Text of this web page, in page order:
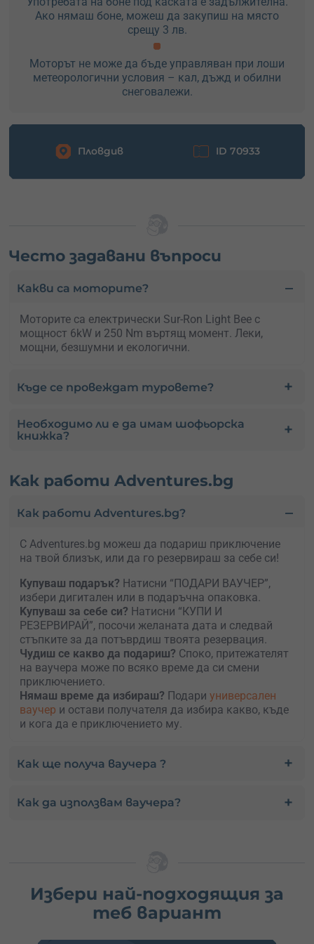
Ако нямаш боне, можеш да закупиш на място
срещу 3 лв.
Моторът не може да бъде управляван при лоши
метеорологични условия – кал, дъжд и обилни
снеговалежи.
Пловдив ID 70933
Често задавани въпроси
Какви са моторите?
Моторите са електрически Sur-Ron Light Bee с
мощност 6kW и 250 Nm въртящ момент. Леки,
мощни, безшумни и екологични.
Къде се провеждат туровете?
Необходимо ли е да имам шофьорска
книжка?
Kак работи Adventures.bg
Как работи Adventures.bg?
С Adventures.bg можеш да подариш приключение
на твой близък, или да го резервираш за себе си!
Купуваш подарък? Натисни “ПОДАРИ ВАУЧЕР”,
избери дигитален или в подаръчна опаковка.
Kупуваш за себе си? Натисни “КУПИ И
РЕЗЕРВИРАЙ”, посочи желаната дата и следвай
стъпките за да потъврдиш твоята резервация.
Чудиш се какво да подариш? Споко, притежателят
на ваучера може по всяко време да си смени
приключението.
Нямаш време да избираш? Подари универсален
ваучер и остави получателя да избира какво, къде
и кога да е приключението му.
Как ще получа ваучера ?
Как да използвам ваучера?
Избери най-подходящия за
теб вариант